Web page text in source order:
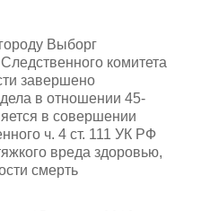
Выборг
комитета
завершено
в отношении 45-
в совершении
ч. 4 ст. 111 УК РФ
вреда здоровью,
смерть